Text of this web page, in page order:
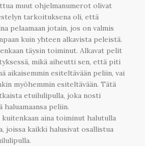
muut ohjelmanumerot olivat
tarkoituksena oli, että
pelaamaan jotain, jos on valmis
kuin yhteen alkavista peleistä.
täysin toiminut. Alkavat pelit
mikä aiheutti sen, että piti
aikaisemmin esiteltävään peliin, vai
myöhemmin esiteltävään. Tätä
etuilulipulla, joka nosti
haluamaansa peliin.
aina toiminut halutulla
joissa kaikki halusivat osallistua